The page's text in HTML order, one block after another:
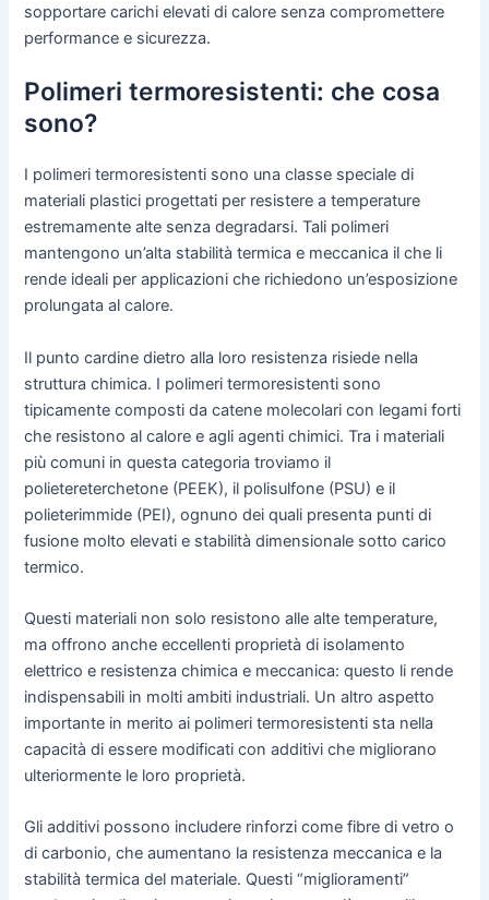
sopportare carichi elevati di calore senza compromettere
performance e sicurezza.
Polimeri termoresistenti: che cosa
sono?
I polimeri termoresistenti sono una classe speciale di
materiali plastici progettati per resistere a temperature
estremamente alte senza degradarsi. Tali polimeri
mantengono un’alta stabilità termica e meccanica il che li
rende ideali per applicazioni che richiedono un’esposizione
prolungata al calore.
Il punto cardine dietro alla loro resistenza risiede nella
struttura chimica. I polimeri termoresistenti sono
tipicamente composti da catene molecolari con legami forti
che resistono al calore e agli agenti chimici. Tra i materiali
più comuni in questa categoria troviamo il
polietereterchetone (PEEK), il polisulfone (PSU) e il
polieterimmide (PEI), ognuno dei quali presenta punti di
fusione molto elevati e stabilità dimensionale sotto carico
termico.
Questi materiali non solo resistono alle alte temperature,
ma offrono anche eccellenti proprietà di isolamento
elettrico e resistenza chimica e meccanica: questo li rende
indispensabili in molti ambiti industriali. Un altro aspetto
importante in merito ai polimeri termoresistenti sta nella
capacità di essere modificati con additivi che migliorano
ulteriormente le loro proprietà.
Gli additivi possono includere rinforzi come fibre di vetro o
di carbonio, che aumentano la resistenza meccanica e la
stabilità termica del materiale. Questi “miglioramenti”